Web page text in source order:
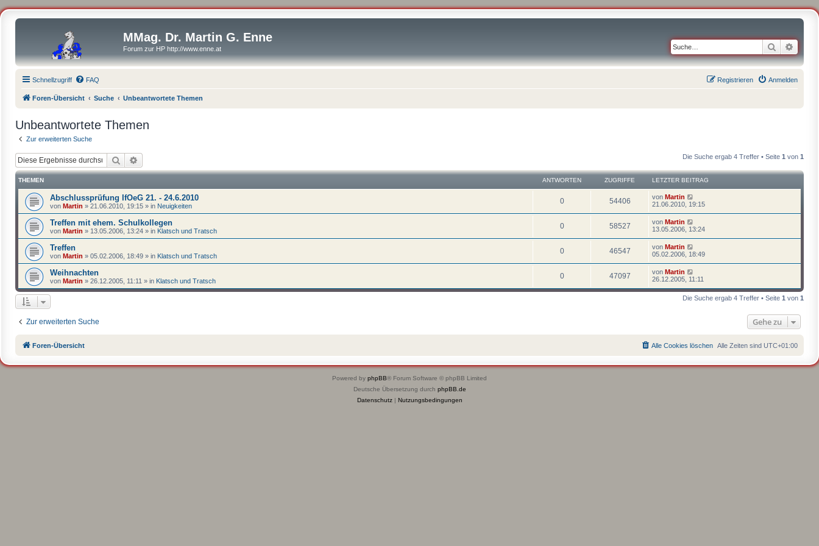
MMag. Dr. Martin G. Enne
Forum zur HP http://www.enne.at Suche
Schnellzugriff FAQ Anmelden
Registrieren
Foren-Übersicht Suche Unbeantwortete Themen
Unbeantwortete Themen
Zur erweiterten Suche
Suche Die Suche ergab 4 Treffer • Seite 1 von 1
THEMEN ANTWORTEN ZUGRIFFE LETZTER BEITRAG
Abschlussprüfung IfOeG 21. - 24.6.2010
von Martin » 21.06.2010, 19:15 » in Neuigkeiten
0 54406 von Martin
21.06.2010, 19:15
Treffen mit ehem. Schulkollegen
von Martin » 13.05.2006, 13:24 » in Klatsch und Tratsch
0 58527 von Martin
13.05.2006, 13:24
Treffen
von Martin » 05.02.2006, 18:49 » in Klatsch und Tratsch
0 46547 von Martin
05.02.2006, 18:49
Weihnachten
von Martin » 26.12.2005, 11:11 » in Klatsch und Tratsch
0 47097 von Martin
26.12.2005, 11:11
Die Suche ergab 4 Treffer • Seite 1 von 1
Zur erweiterten Suche Gehe zu
Foren-Übersicht Alle Zeiten sind UTC+01:00
Alle Cookies löschen
Powered by phpBB® Forum Software © phpBB Limited
Deutsche Übersetzung durch phpBB.de
Datenschutz| Nutzungsbedingungen